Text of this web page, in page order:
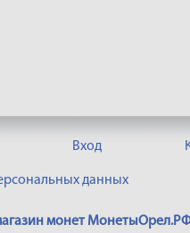
Вход
данных
монет